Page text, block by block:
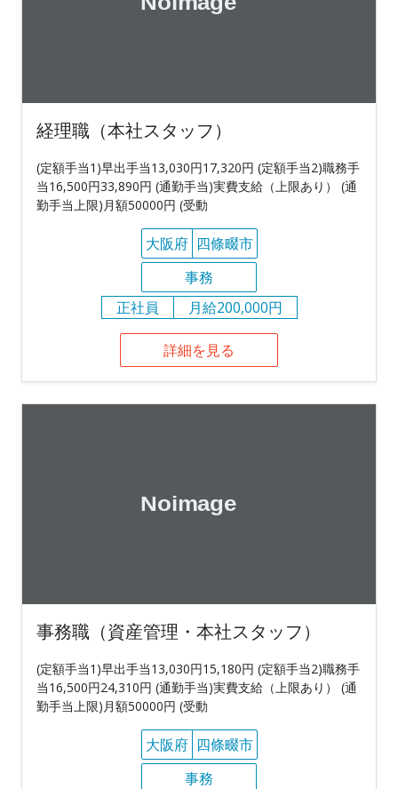
経理職（本社スタッフ）
(定額手当1)早出手当13,030円17,320円 (定額手当2)職務手
当16,500円33,890円 (通勤手当)実費支給（上限あり） (通
勤手当上限)月額50000円 (受動
大阪府 四條畷市
事務
正社員
月給200,000円
詳細を見る
事務職（資産管理・本社スタッフ）
(定額手当1)早出手当13,030円15,180円 (定額手当2)職務手
当16,500円24,310円 (通勤手当)実費支給（上限あり） (通
勤手当上限)月額50000円 (受動
大阪府 四條畷市
事務